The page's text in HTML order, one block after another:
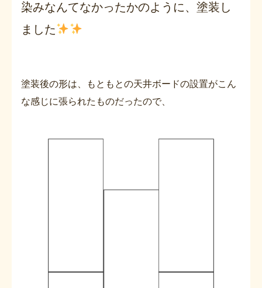
染みなんてなかったかのように、塗装し
ました
塗装後の形は、もともとの天井ボードの設置がこん
な感じに張られたものだったので、